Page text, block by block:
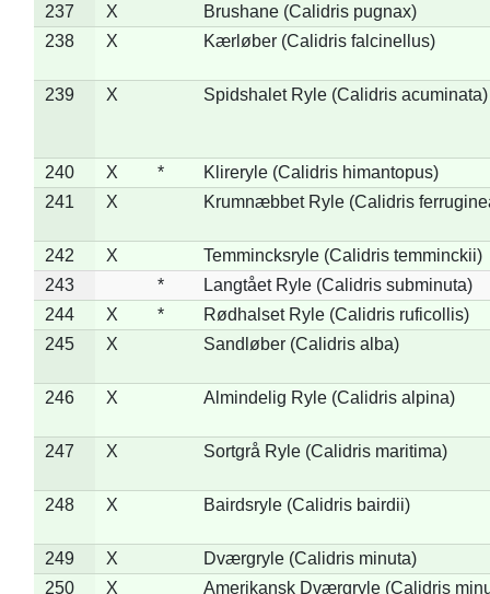
237 X
Brushane (Calidris pugnax)
238
X Kærløber (Calidris falcinellus)
239 X Spidshalet Ryle (Calidris acuminata)
240 X *
Klireryle (Calidris himantopus)
241
X Krumnæbbet Ryle (Calidris
242 X
Temmincksryle (Calidris temminckii)
243
*
Langtået Ryle (Calidris subminuta)
244
X *
Rødhalset Ryle (Calidris ruficollis)
245
X Sandløber (Calidris alba)
246 X Almindelig Ryle (Calidris alpina)
247 X Sortgrå Ryle (Calidris maritima)
248 X Bairdsryle (Calidris bairdii)
249 X
Dværgryle (Calidris minuta)
250
X Amerikansk Dværgryle (Calidris